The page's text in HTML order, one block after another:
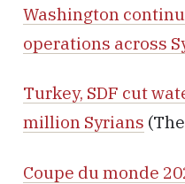
Washington
operations across
Turkey, SDF cut
million Syrians
Coupe du monde